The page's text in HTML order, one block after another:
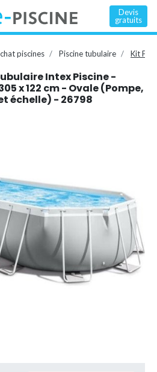
Devis
gratuits
piscines Piscine tubulaire Kit
Intex Piscine -
x 122 cm - Ovale (Pompe,
échelle) - 26798